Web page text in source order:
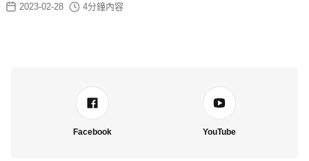
2023-02-28 4分鐘內容
Facebook YouTube